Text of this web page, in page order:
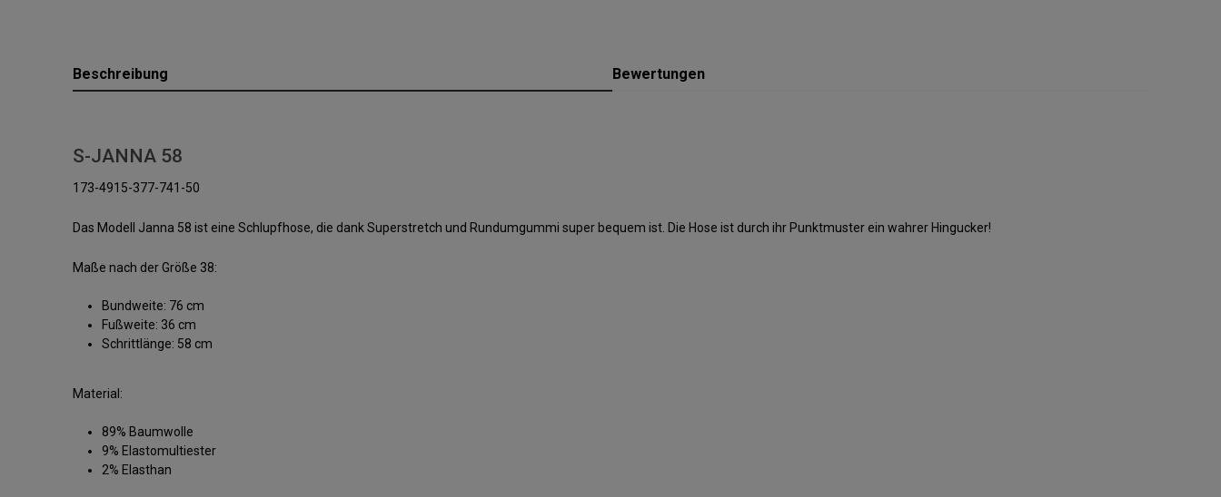
Beschreibung Bewertungen
S-JANNA 58
173-4915-377-741-50
Das Modell Janna 58 ist eine Schlupfhose, die dank Superstretch und Rundumgummi super bequem ist. Die Hose ist durch ihr Punktmuster ein wahrer Hingucker!
Maße nach der Größe 38:
Bundweite: 76 cm
Fußweite: 36 cm
Schrittlänge: 58 cm
Material:
89% Baumwolle
9% Elastomultiester
2% Elasthan